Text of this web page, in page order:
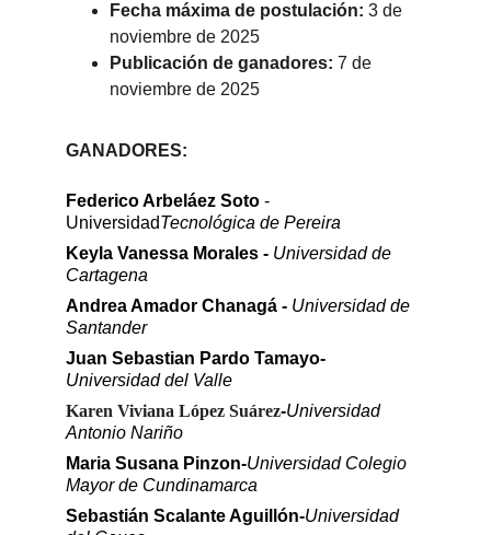
Fecha máxima de postulación: 3 de
noviembre de 2025
Publicación de ganadores: 7 de
noviembre de 2025
GANADORES:
Federico Arbeláez Soto -
UniversidadTecnológica de Pereira
Keyla Vanessa Morales - Universidad de
Cartagena
Andrea Amador Chanagá - Universidad de
Santander
Juan Sebastian Pardo Tamayo-
Universidad del Valle
Karen Viviana López Suárez-Universidad
Antonio Nariño
Maria Susana Pinzon-Universidad Colegio
Mayor de Cundinamarca
Sebastián Scalante Aguillón-Universidad